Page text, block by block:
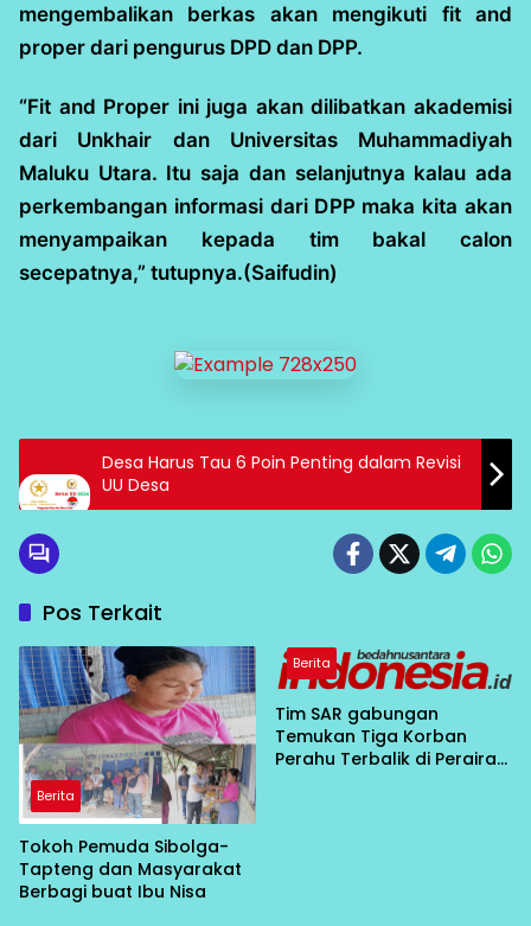
mengembalikan berkas akan mengikuti fit and
proper dari pengurus DPD dan DPP.
“Fit and Proper ini juga akan dilibatkan akademisi
dari Unkhair dan Universitas Muhammadiyah
Maluku Utara. Itu saja dan selanjutnya kalau ada
perkembangan informasi dari DPP maka kita akan
menyampaikan kepada tim bakal calon
secepatnya,” tutupnya.(Saifudin)
Desa Harus Tau 6 Poin Penting dalam Revisi
UU Desa
Pos Terkait
Berita
Tokoh Pemuda Sibolga-
Tapteng dan Masyarakat
Berbagi buat Ibu Nisa
Berita
Tim SAR gabungan
Temukan Tiga Korban
Perahu Terbalik di Perairan